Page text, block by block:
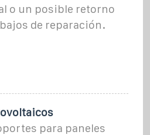
o un posible retorno
de reparación.
para paneles